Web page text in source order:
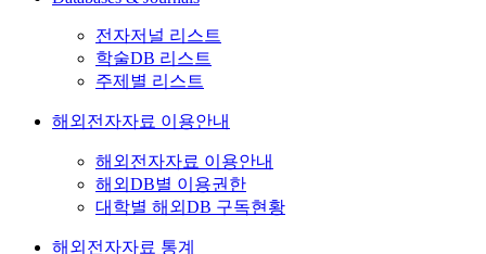
전자저널 리스트
학술DB 리스트
주제별 리스트
해외전자자료 이용안내
해외전자자료 이용안내
해외DB별 이용권한
대학별 해외DB 구독현황
해외전자자료 통계